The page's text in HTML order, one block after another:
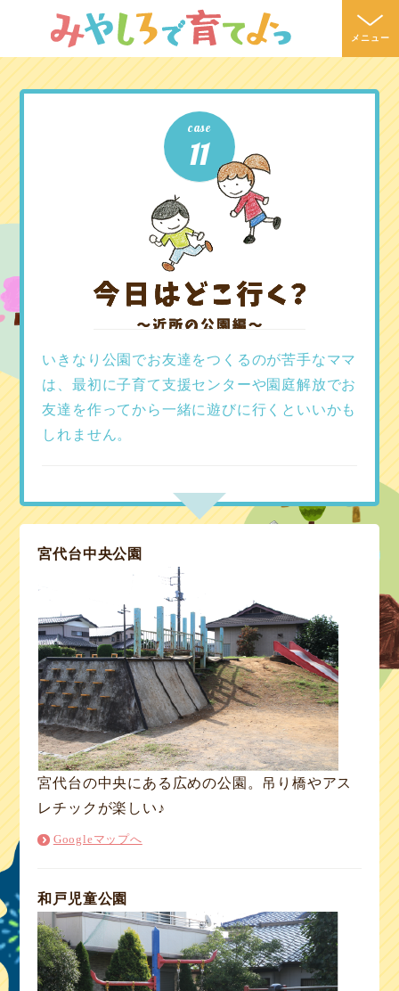
メニュー
case
11
いきなり公園でお友達をつくるのが苦手なママ
は、 最初に子育て支援センターや園庭解放でお
友達を作ってから一緒に遊びに行くといいかも
しれません。
宮代台中央公園
宮代台の中央にある広めの公園。吊り橋やアス
レチックが楽しい♪
Googleマップへ
和戸児童公園